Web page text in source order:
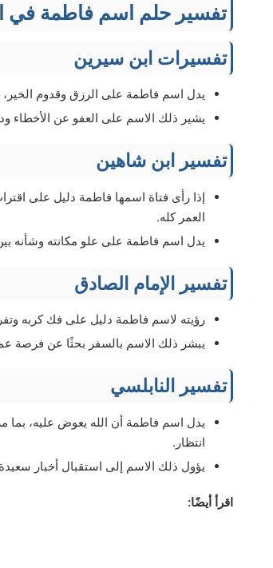
تفسير حلم اسم فاطمة في
تفسيرات ابن سيرين
يدل اسم فاطمة على الرزق وقدوم
يشير ذلك الاسم على العفو عن الأخطاء
تفسير ابن شاهين
إذا رأى فتاة اسمها فاطمة دليل على
العمر كله.
يدل اسم فاطمة على علو مكانته وشأنه
تفسير الإمام الصادق
رؤيته لاسم فاطمة دليل على فك كربه
يبشر ذلك الاسم بالسفر بحثًا عن فرصة
تفسير النابلسي
يدل اسم فاطمة أن الله يعوض عليه، بما
انتظار.
يؤول ذلك الاسم إلى استقبال أخبار
اقرأ أيضًا: